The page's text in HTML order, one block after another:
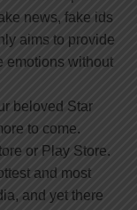
news, fake ids
aims to provide
emotions without
beloved Star
to come.
or Play Store.
and most
and yet there